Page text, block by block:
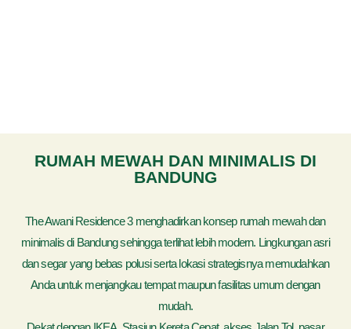
RUMAH MEWAH DAN MINIMALIS DI
BANDUNG
The Awani Residence 3 menghadirkan konsep rumah mewah dan
minimalis di Bandung sehingga terlihat lebih modern. Lingkungan asri
dan segar yang bebas polusi serta lokasi strategisnya memudahkan
Anda untuk menjangkau tempat maupun fasilitas umum dengan
mudah.